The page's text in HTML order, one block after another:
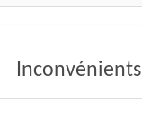
Inconvénients